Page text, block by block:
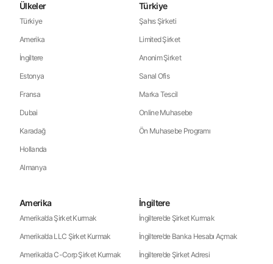
Ülkeler
Türkiye
Amerika
İngiltere
Estonya
Fransa
Dubai
Karadağ
Hollanda
Almanya
Türkiye
Şahıs Şirketi
Limited Şirket
Anonim Şirket
Sanal Ofis
Marka Tescil
Online Muhasebe
Ön Muhasebe Programı
Amerika
Amerika’da Şirket Kurmak
Amerika’da LLC Şirket Kurmak
Amerika’da C-Corp Şirket Kurmak
İngiltere
İngiltere’de Şirket Kurmak
İngiltere’de Banka Hesabı Açmak
İngiltere’de Şirket Adresi